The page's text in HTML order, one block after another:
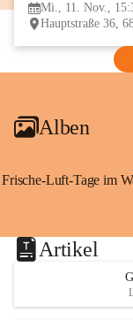
Mi., 11. Nov.,
Hauptstraße 36,
Alben
Frische-Luft-Tage im
Artikel